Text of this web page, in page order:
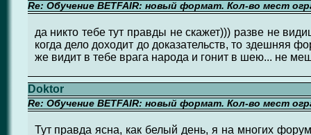
Re: Обучение BETFAIR: новый формат. Кол-во мест
да никто тебе тут правды не скажет))) разве не
когда дело доходит до доказательств, то здешняя
же видит в тебе врага народа и гонит в шею... не
Doktor
Re: Обучение BETFAIR: новый формат. Кол-во мест
Тут правда ясна, как белый день, я на многих